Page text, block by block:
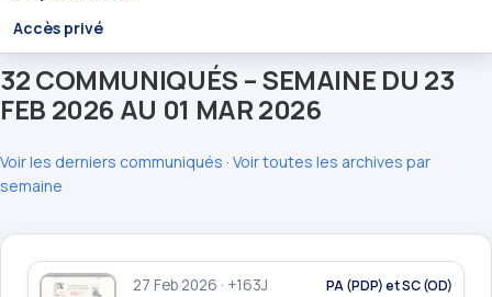
Accès privé
32 COMMUNIQUÉS – SEMAINE DU 23
FEB 2026 AU 01 MAR 2026
Voir les derniers communiqués · Voir toutes les archives par
semaine
27 Feb 2026 · +163J PA (PDP) et SC (OD)